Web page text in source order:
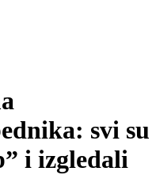
svi su
i izgledali